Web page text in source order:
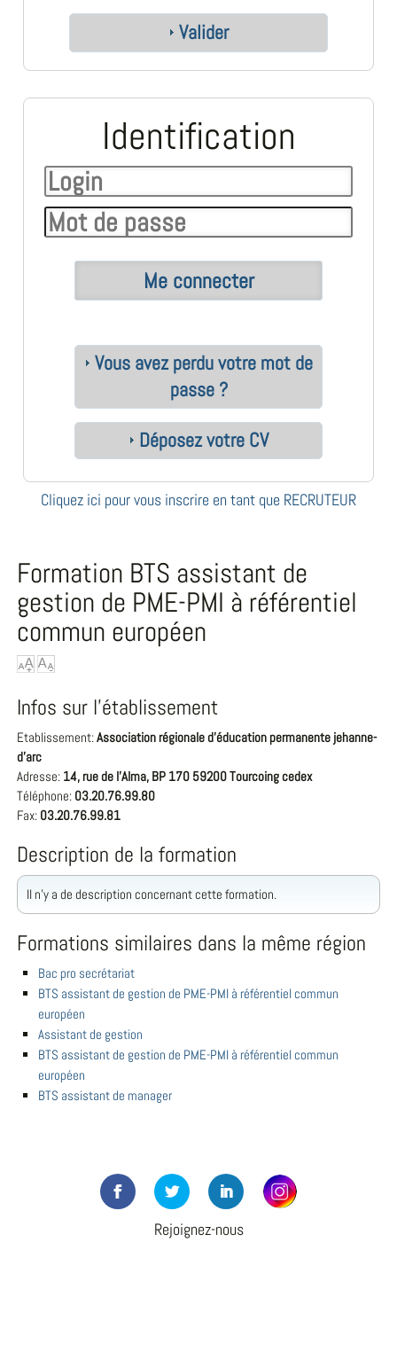
Valider
Identification
Vous avez perdu votre mot de
passe ?
Déposez votre CV
Cliquez ici pour vous inscrire en tant que RECRUTEUR
Formation BTS assistant de
gestion de PME-PMI à référentiel
commun européen
Infos sur l'établissement
Etablissement:Association régionale d'éducation permanente jehanne-
d'arc
Adresse: 14, rue de l'Alma, BP 170 59200 Tourcoing cedex
Téléphone: 03.20.76.99.80
Fax: 03.20.76.99.81
Description de la formation
Il n'y a de description concernant cette formation.
Formations similaires dans la même région
Bac pro secrétariat
BTS assistant de gestion de PME-PMI à référentiel commun
européen
Assistant de gestion
BTS assistant de gestion de PME-PMI à référentiel commun
européen
BTS assistant de manager
Rejoignez-nous